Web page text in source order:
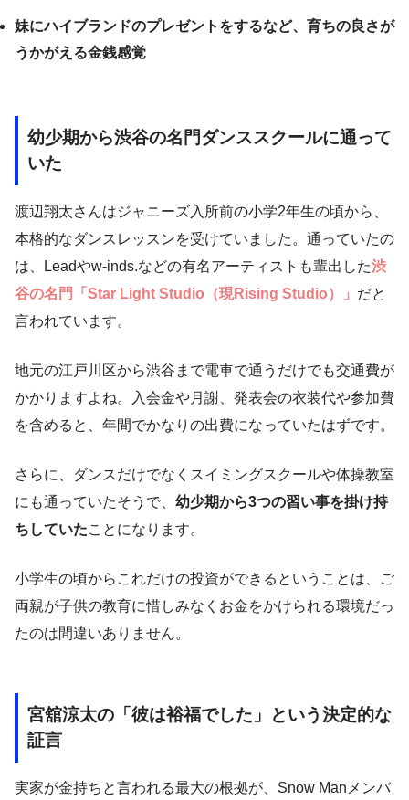
妹にハイブランドのプレゼントをするなど、育ちの良さが
うかがえる金銭感覚
幼少期から渋谷の名門ダンススクールに通って
いた
渡辺翔太さんはジャニーズ入所前の小学2年生の頃から、
本格的なダンスレッスンを受けていました。通っていたの
は、Leadやw-inds.などの有名アーティストも輩出した渋
谷の名門「Star Light Studio（現Rising Studio）」 だと
言われています。
地元の江戸川区から渋谷まで電車で通うだけでも交通費が
かかりますよね。入会金や月謝、発表会の衣装代や参加費
を含めると、年間でかなりの出費になっていたはずです。
さらに、ダンスだけでなくスイミングスクールや体操教室
にも通っていたそうで、 幼少期から3つの習い事を掛け持
ちしていたことになります。
小学生の頃からこれだけの投資ができるということは、ご
両親が子供の教育に惜しみなくお金をかけられる環境だっ
たのは間違いありません。
宮舘涼太の「彼は裕福でした」という決定的な
証言
実家が金持ちと言われる最大の根拠が、Snow Manメンバ